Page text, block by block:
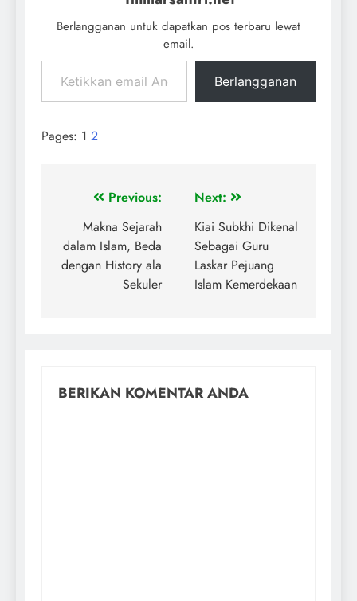
Berlangganan untuk dapatkan pos terbaru lewat
email.
Berlangganan
Pages: 1 2
Previous:
Makna Sejarah
dalam Islam, Beda
dengan History ala
Sekuler
Next:
Kiai Subkhi Dikenal
Sebagai Guru
Laskar Pejuang
Islam Kemerdekaan
BERIKAN KOMENTAR ANDA